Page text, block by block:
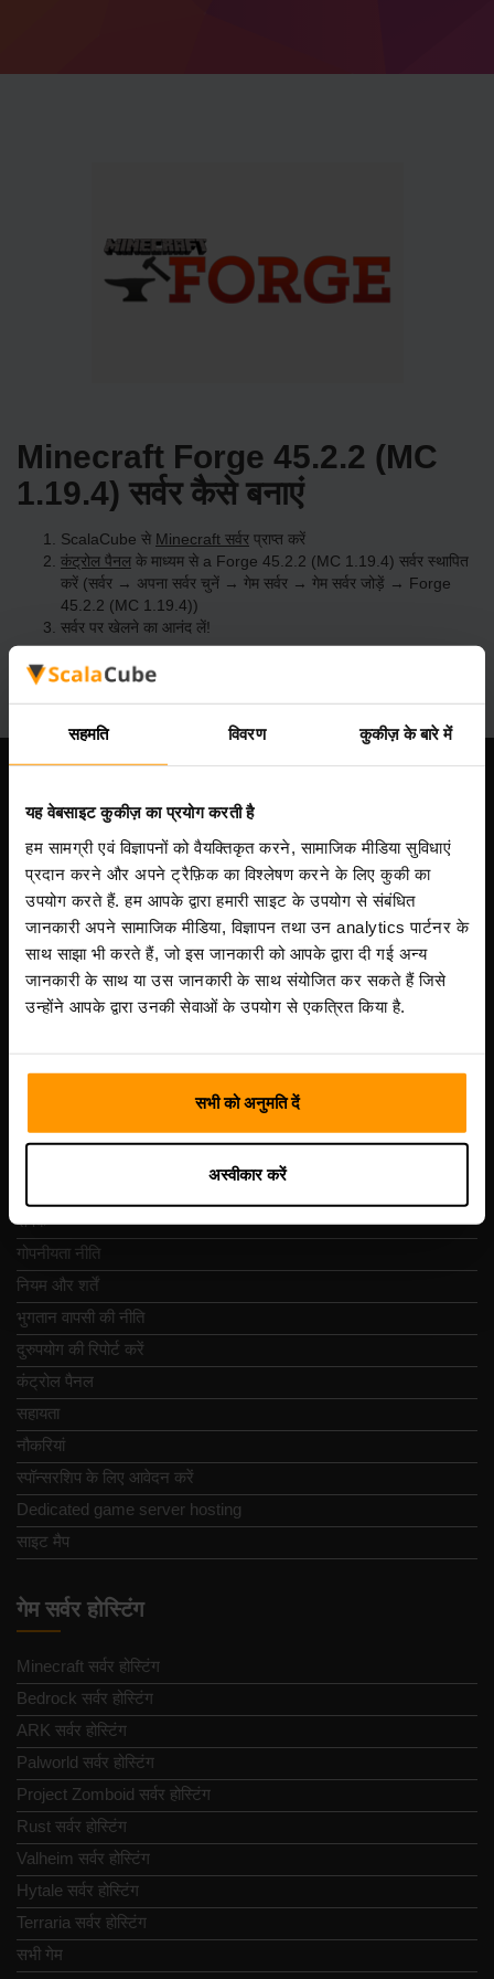
सहमति विवरण कुकीज़ के बारे में
यह वेबसाइट कुकीज़ का प्रयोग करती है
हम सामग्री एवं विज्ञापनों को वैयक्तिकृत करने, सामाजिक मीडिया सुविधाएं
प्रदान करने और अपने ट्रैफ़िक का विश्लेषण करने के लिए कुकी का
उपयोग करते हैं. हम आपके द्वारा हमारी साइट के उपयोग से संबंधित
जानकारी अपने सामाजिक मीडिया, विज्ञापन तथा उन analytics पार्टनर के
साथ साझा भी करते हैं, जो इस जानकारी को आपके द्वारा दी गई अन्य
जानकारी के साथ या उस जानकारी के साथ संयोजित कर सकते हैं जिसे
उन्होंने आपके द्वारा उनकी सेवाओं के उपयोग से एकत्रित किया है.
सभी को अनुमति दें
अस्वीकार करें
Minecraft Forge 45.2.2 (MC
1.19.4) सर्वर कैसे बनाएं
ScalaCube से Minecraft सर्वर प्राप्त करें
कंट्रोल पैनल के माध्यम से a Forge 45.2.2 (MC 1.19.4) सर्वर स्थापित
करें (सर्वर → अपना सर्वर चुनें → गेम सर्वर → गेम सर्वर जोड़ें → Forge
45.2.2 (MC 1.19.4))
सर्वर पर खेलने का आनंद लें!
Scalable Hosting Solutions OÜ
पंजीकरण कोड: 14652605
VAT संख्या: EE102133820
पता: Harju maakond, Tallinn, Kesklinna linnaosa,
Vesivärava tn 50-201, 10152
त्वरित नेविगेशन
संपर्क
गोपनीयता नीति
नियम और शर्तें
भुगतान वापसी की नीति
दुरुपयोग की रिपोर्ट करें
कंट्रोल पैनल
सहायता
नौकरियां
स्पॉन्सरशिप के लिए आवेदन करें
Dedicated game server hosting
साइट मैप
गेम सर्वर होस्टिंग
Minecraft सर्वर होस्टिंग
Bedrock सर्वर होस्टिंग
ARK सर्वर होस्टिंग
Palworld सर्वर होस्टिंग
Project Zomboid सर्वर होस्टिंग
Rust सर्वर होस्टिंग
Valheim सर्वर होस्टिंग
Hytale सर्वर होस्टिंग
Terraria सर्वर होस्टिंग
सभी गेम